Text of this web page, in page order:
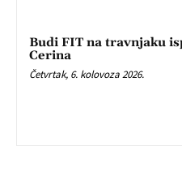
Budi FIT na travnjaku
Cerina
Četvrtak, 6. kolovoza 2026.